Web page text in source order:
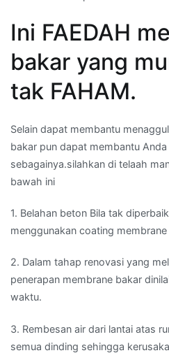
Ini FAEDAH
bakar yang
tak FAHAM.
Selain dapat membantu
bakar pun dapat membantu
sebagainya.silahkan di telaah
bawah ini
1. Belahan beton Bila tak
menggunakan coating membrane
2. Dalam tahap renovasi yang
penerapan membrane bakar
waktu.
3. Rembesan air dari lantai atas
semua dinding sehingga